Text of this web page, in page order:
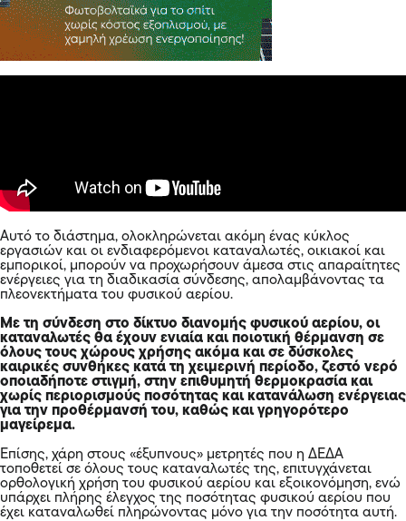
Αυτό το διάστημα, ολοκληρώνεται ακόμη ένας κύκλος
εργασιών και οι ενδιαφερόμενοι καταναλωτές, οικιακοί και
εμπορικοί, μπορούν να προχωρήσουν άμεσα στις απαραίτητες
ενέργειες για τη διαδικασία σύνδεσης, απολαμβάνοντας τα
πλεονεκτήματα του φυσικού αερίου.
Με τη σύνδεση στο δίκτυο διανομής φυσικού αερίου, οι
καταναλωτές θα έχουν ενιαία και ποιοτική θέρμανση σε
όλους τους χώρους χρήσης ακόμα και σε δύσκολες
καιρικές συνθήκες κατά τη χειμερινή περίοδο, ζεστό νερό
οποιαδήποτε στιγμή, στην επιθυμητή θερμοκρασία και
χωρίς περιορισμούς ποσότητας και κατανάλωση ενέργειας
για την προθέρμανσή του, καθώς και γρηγορότερο
μαγείρεμα.
Επίσης, χάρη στους «έξυπνους» μετρητές που η ΔΕΔΑ
τοποθετεί σε όλους τους καταναλωτές της, επιτυγχάνεται
ορθολογική χρήση του φυσικού αερίου και εξοικονόμηση, ενώ
υπάρχει πλήρης έλεγχος της ποσότητας φυσικού αερίου που
έχει καταναλωθεί πληρώνοντας μόνο για την ποσότητα αυτή.